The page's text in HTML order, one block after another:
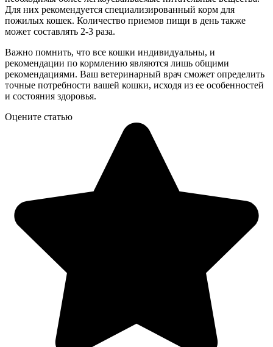
Для них рекомендуется специализированный корм для
пожилых кошек. Количество приемов пищи в день также
может составлять 2-3 раза.
Важно помнить, что все кошки индивидуальны, и
рекомендации по кормлению являются лишь общими
рекомендациями. Ваш ветеринарный врач сможет определить
точные потребности вашей кошки, исходя из ее особенностей
и состояния здоровья.
Оцените статью